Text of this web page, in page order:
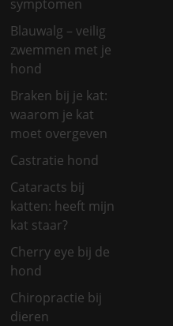
symptomen
Blauwalg – veilig
zwemmen met je
hond
Braken bij je kat:
waarom je kat
moet overgeven
Castratie hond
Cataracts bij
katten: heeft mijn
kat staar?
Cherry eye bij de
hond
Chiropractie bij
dieren